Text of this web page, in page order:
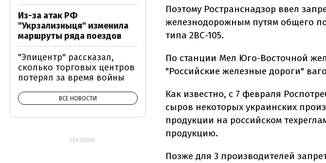
Поэтому Ространснадзор ввел
железнодорожным путям общего
типа 2ВС-105.
По станции Мел Юго-Восточной
"Российские железные дороги"
Как известно, с 7 февраля
сыров некоторых украинских
продукции на российском
продукцию.
Позже для 3 производителей
Из-за атак РФ
"Укрзализныця" изменила
маршруты ряда поездов
"Эпицентр" рассказал,
сколько торговых центров
потерял за время войны
ВСЕ НОВОСТИ
РЕКЛАМА: